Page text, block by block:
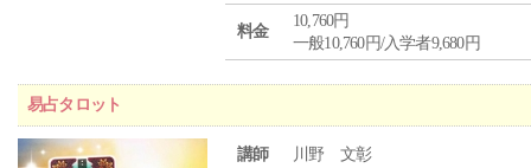
料金
10,760円
一般10,760円/入学者9,680円
易占タロット
講師 川野 文彰